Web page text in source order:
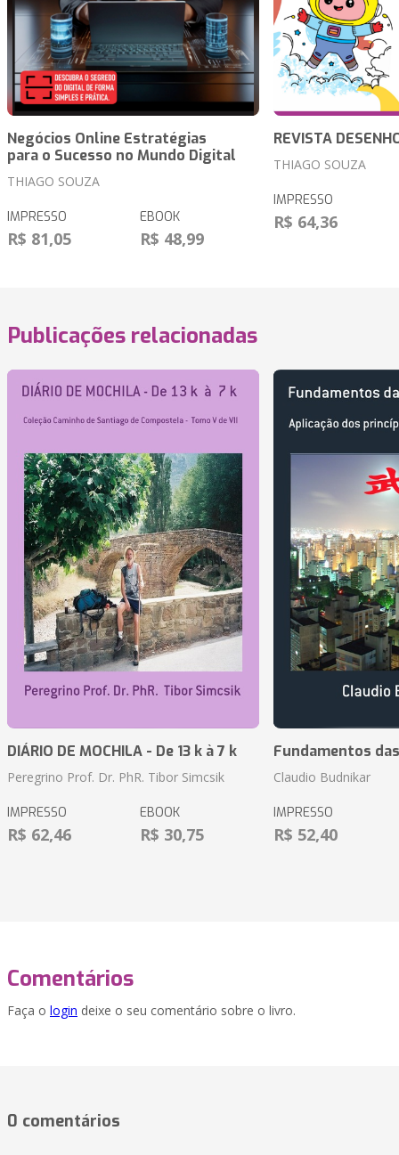
Negócios Online Estratégias
para o Sucesso no Mundo Digital
THIAGO SOUZA
IMPRESSO
R$ 81,05
EBOOK
R$ 48,99
REVISTA
THIAGO SOUZA
IMPRESSO
R$ 64,36
Publicações relacionadas
DIÁRIO DE MOCHILA - De 13 k à 7 k
Peregrino Prof. Dr. PhR. Tibor Simcsik
IMPRESSO
R$ 62,46
EBOOK
R$ 30,75
Fundamentos
Claudio Budnikar
IMPRESSO
R$ 52,40
Comentários
Faça o login deixe o seu comentário sobre o livro.
0 comentários